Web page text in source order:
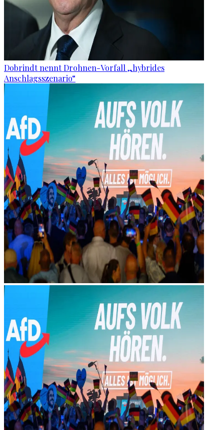
Dobrindt nennt Drohnen-Vorfall „hybrides
Anschlagsszenario“